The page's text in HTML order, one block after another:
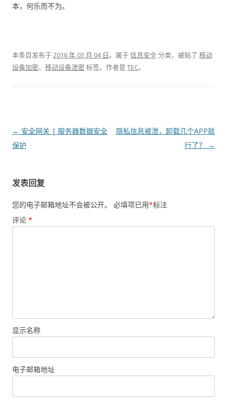
本，何乐而不为。
本条目发布于2016 年 03 月 04 日。属于信息安全分类，被贴了 移动
设备加密、 移动设备泄密标签。 作者是TEC。
文章导航
← 安全网关 | 服务器数据安全
保护
隐私信息被泄，卸载几个APP就
行了？
→
发表回复
您的电子邮箱地址不会被公开。 必填项已用*标注
评论 *
显示名称
电子邮箱地址